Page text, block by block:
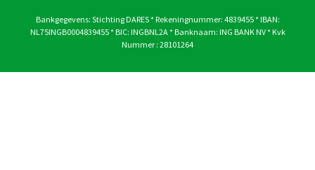
Bankgegevens: Stichting DARES * Rekeningnummer: 4839455 * IBAN:
NL75INGB0004839455 * BIC: INGBNL2A * Banknaam: ING BANK NV * Kvk
Nummer : 28101264